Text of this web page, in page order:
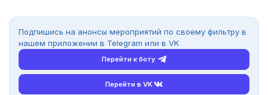
Подпишись на анонсы мероприятий по своему фильтру в
нашем приложении в Telegram или в VK
Перейти к боту
Перейти в VK